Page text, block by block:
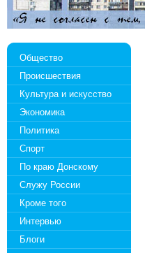
Общество
Происшествия
Культура и искусство
Экономика
Политика
Спорт
По краю Донскому
Служу России
Кроме того
Интервью
Блоги